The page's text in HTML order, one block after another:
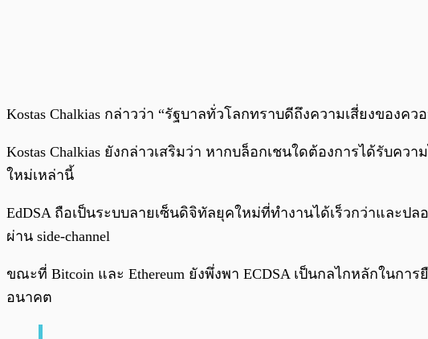
Kostas Chalkias กล่าวว่า “รัฐบาลทั่วโลกทราบดีถึงความเสี่ยงของค
Kostas Chalkias ยังกล่าวเสริมว่า หากบล็อกเชนใดต้องการได้รับค
ใหม่เหล่านี้
EdDSA ถือเป็นระบบลายเซ็นดิจิทัลยุคใหม่ที่ทำงานได้เร็วกว่าและป
ผ่าน side-channel
ขณะที่ Bitcoin และ Ethereum ยังพึ่งพา ECDSA เป็นกลไกหลักใน
อนาคต